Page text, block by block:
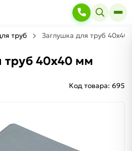
труб Заглушка для труб 40х40
труб 40х40 мм
Код товара: 695